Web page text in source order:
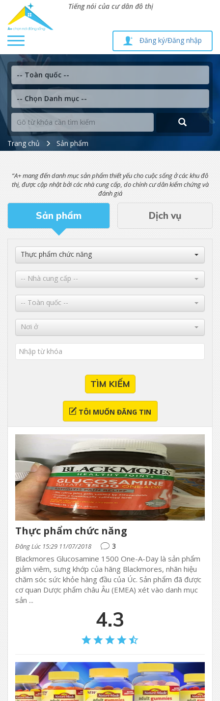
Tiếng nói của cư dân đô thị
Toggle
navigation
Đăng ký/Đăng nhập
Trang chủ Sản phẩm
“A+ mang đến danh mục sản phẩm thiết yếu cho cuộc sống ở các khu đô
thị, được cập nhật bởi các nhà cung cấp, do chính cư dân kiểm chứng và
đánh giá
Sản phẩm Dịch vụ
Thực phẩm chức năng
-- Nhà cung cấp --
-- Toàn quốc --
Nơi ở
TÌM KIẾM
TÔI MUỐN ĐĂNG TIN
Thực phẩm chức năng
Đăng Lúc 15:29 11/07/2018 3
Blackmores Glucosamine 1500 One-A-Day là sản phẩm
giảm viêm, sưng khớp của hãng Blackmores, nhãn hiệu
chăm sóc sức khỏe hàng đầu của Úc. Sản phẩm đã được
cơ quan Dược phẩm châu Âu (EMEA) xét vào danh mục
sản ...
4.3